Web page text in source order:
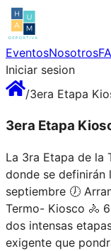
EventosNosotros
Iniciar sesion
/3era Etapa
3era Etapa
La 3ra Etapa de la
donde se definirán
septiembre 🕖
Termo- Kiosco 🚴
dos intensas
exigente que